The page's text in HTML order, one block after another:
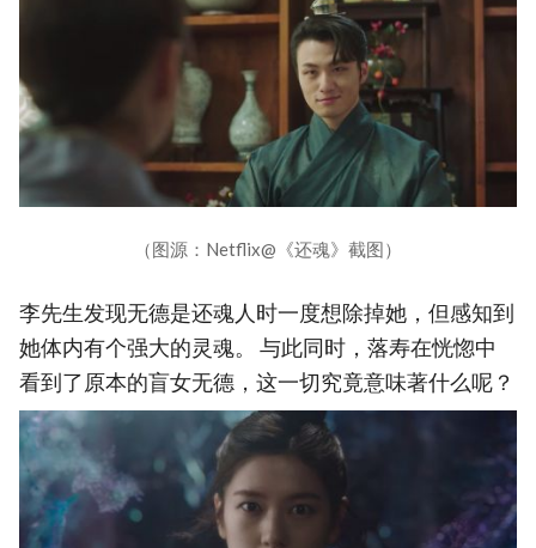
（图源：Netflix@《还魂》截图）
李先生发现无德是还魂人时一度想除掉她，但感知到
她体内有个强大的灵魂。 与此同时，落寿在恍惚中
看到了原本的盲女无德，这一切究竟意味著什么呢？